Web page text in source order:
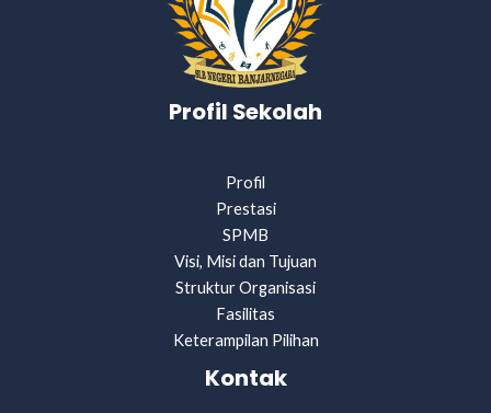
Profil Sekolah
Profil
Prestasi
SPMB
Visi, Misi dan Tujuan
Struktur Organisasi
Fasilitas
Keterampilan Pilihan
Kontak